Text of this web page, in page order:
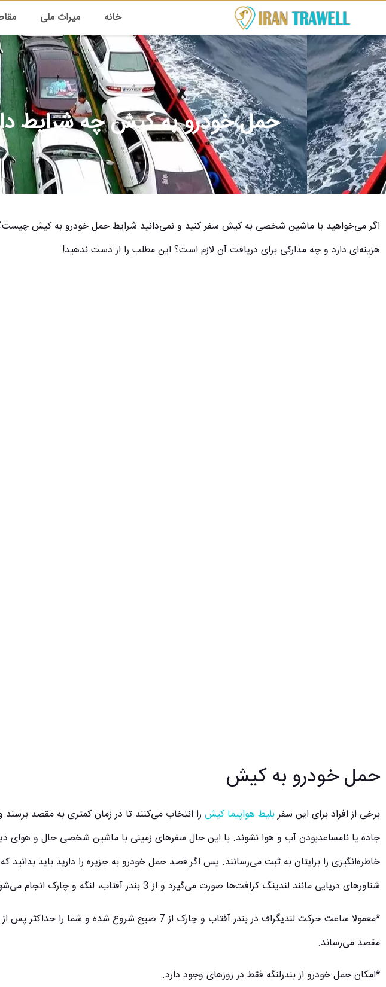
خانه میراث ملی
حمل خودرو به کیش چه شرایط
اگر می‌خواهید با ماشین شخصی به کیش سفر کنید و نمی‌دانید شرایط حمل خودرو به کیش چیست؟
هزینه‌ای دارد و چه مدارکی برای دریافت آن لازم است؟ این مطلب را از دست ندهید!
حمل خودرو به کیش
برخی از افراد برای این سفربلیط هواپیما کیش را انتخاب می‌کنند تا در زمان کمتری به مقصد برسند
جاده یا نامساعدبودن آب و هوا نشوند. با این حال سفرهای زمینی با ماشین شخصی حال و هوای
خاطره‌انگیزی را برایتان به ثبت می‌رسانند. پس اگر قصد حمل خودرو به جزیره را دارید باید بدانید
شناورهای دریایی مانند لندینگ کرافت‌ها صورت می‌گیرد و از 3 بندر آفتاب، لنگه و چارک انجام می‌شود.
مقصد می‌رساند.
*امکان حمل خودرو از بندرلنگه فقط در روزهای وجود دارد.